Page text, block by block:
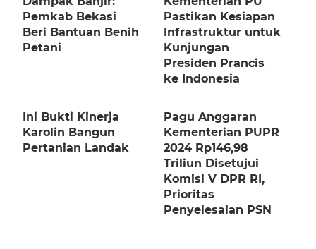
Pemkab Bekasi
Beri Bantuan Benih
Petani
Pastikan Kesiapan
Infrastruktur untuk
Kunjungan
Presiden Prancis
ke Indonesia
Ini Bukti Kinerja
Karolin Bangun
Pertanian Landak
Pagu Anggaran
Kementerian PUPR
2024 Rp146,98
Triliun Disetujui
Komisi V DPR RI,
Prioritas
Penyelesaian PSN